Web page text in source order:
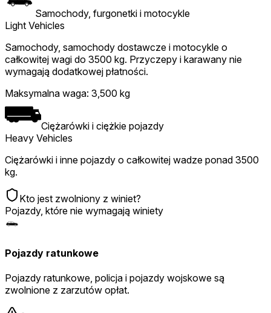
Samochody, furgonetki i motocykle
Light Vehicles
Samochody, samochody dostawcze i motocykle o
całkowitej wagi do 3500 kg. Przyczepy i karawany nie
wymagają dodatkowej płatności.
Maksymalna waga: 3,500 kg
Ciężarówki i ciężkie pojazdy
Heavy Vehicles
Ciężarówki i inne pojazdy o całkowitej wadze ponad 3500
kg.
Kto jest zwolniony z winiet?
Pojazdy, które nie wymagają winiety
Pojazdy ratunkowe
Pojazdy ratunkowe, policja i pojazdy wojskowe są
zwolnione z zarzutów opłat.